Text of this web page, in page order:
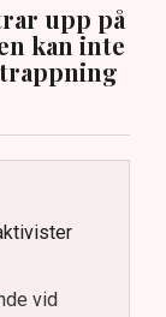
upp på
kan inte
vid